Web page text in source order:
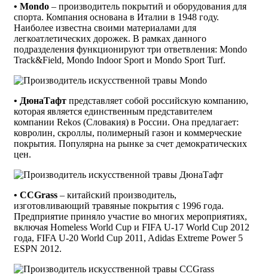
• Mondo – производитель покрытий и оборудования для
спорта. Компания основана в Италии в 1948 году.
Наиболее известна своими материалами для
легкоатлетических дорожек. В рамках данного
подразделения функционируют три ответвления: Mondo
Track&Field, Mondo Indoor Sport и Mondo Sport Turf.
• ДюнаТафт представляет собой российскую компанию,
которая является единственным представителем
компании Rekos (Словакия) в России. Она предлагает:
ковролин, скроллы, полимерный газон и коммерческие
покрытия. Популярна на рынке за счет демократических
цен.
• CCGrass – китайский производитель,
изготовливающий травяные покрытия с 1996 года.
Предприятие приняло участие во многих мероприятиях,
включая Homeless World Cup и FIFA U-17 World Cup 2012
года, FIFA U-20 World Cup 2011, Adidas Extreme Power 5
ESPN 2012.